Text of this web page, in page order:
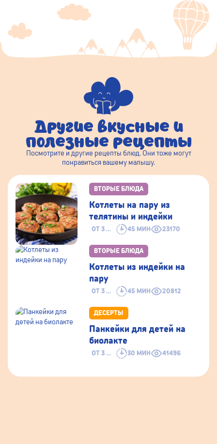
Другие вкусные и
полезные рецепты
Посмотрите и другие рецепты блюд. Они тоже могут
понравиться вашему малышу.
ВТОРЫЕ БЛЮДА
ОТ 3 ЛЕТ 45 МИН 23170
Котлеты на пару из
телятины и индейки
ВТОРЫЕ БЛЮДА
ОТ 3 ЛЕТ 45 МИН 20812
Котлеты из индейки на
пару
ДЕСЕРТЫ
ОТ 3 ЛЕТ 30 МИН 41496
Панкейки для детей на
биолакте